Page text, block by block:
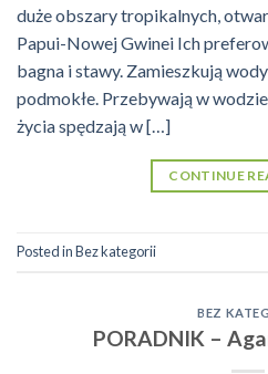
duże obszary tropikalnych,
Papui-Nowej Gwinei Ich
bagna i stawy. Zamieszkują
podmokłe. Przebywają w
życia spędzają w […]
CONTINUE
Posted inBez kategorii
BEZ
PORADNIK –